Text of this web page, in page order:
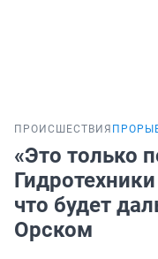
ПРОИСШЕСТВИЯ
«Это только
что будет
Орском